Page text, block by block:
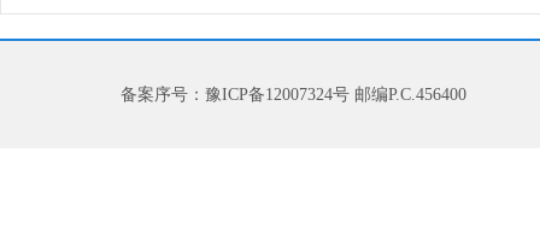
备案序号：豫ICP备12007324号 邮编P.C.456400